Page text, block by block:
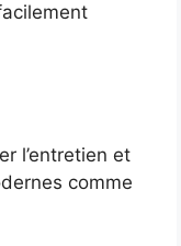
l’entretien et
comme